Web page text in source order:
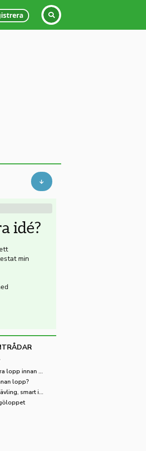
idé?
min
Kungälvsloppet 18km - bra lopp innan Gbg-Varvet?
lopp?
Snickers/Mars innan 5km tävling, smart idé?